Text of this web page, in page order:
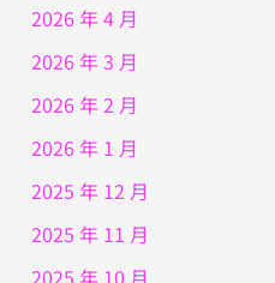
2026 年 4 月
2026 年 3 月
2026 年 2 月
2026 年 1 月
2025 年 12 月
2025 年 11 月
2025 年 10 月